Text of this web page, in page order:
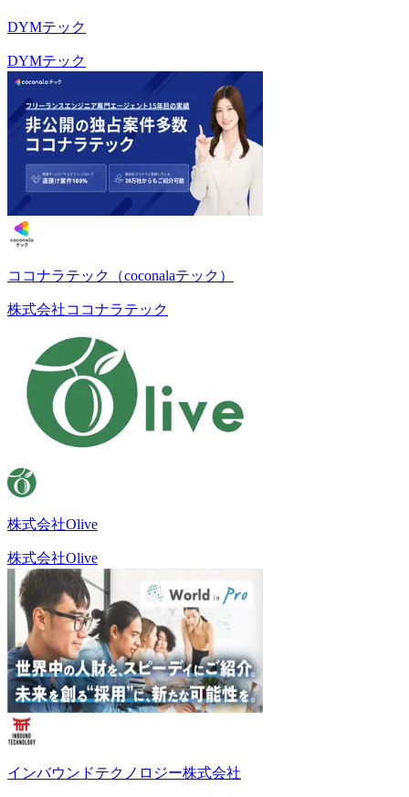
DYMテック
DYMテック
ココナラテック（coconalaテック）
株式会社ココナラテック
株式会社Olive
株式会社Olive
インバウンドテクノロジー株式会社